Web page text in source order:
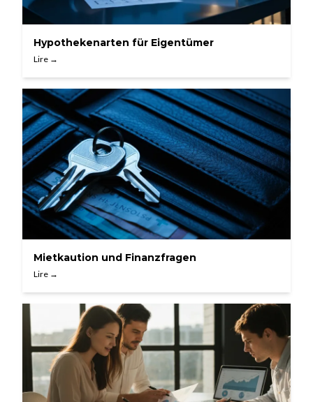
Hypothekenarten für Eigentümer
Lire →
Mietkaution und Finanzfragen
Lire →